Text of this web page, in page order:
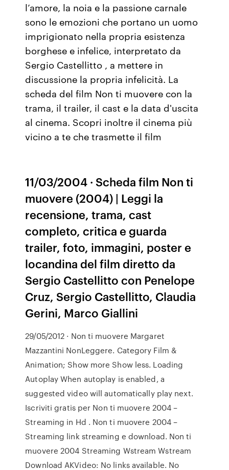
l’amore, la noia e la passione carnale
sono le emozioni che portano un uomo
imprigionato nella propria esistenza
borghese e infelice, interpretato da
Sergio Castellitto , a mettere in
discussione la propria infelicità. La
scheda del film Non ti muovere con la
trama, il trailer, il cast e la data d'uscita
al cinema. Scopri inoltre il cinema più
vicino a te che trasmette il film
11/03/2004 · Scheda film Non ti
muovere (2004) | Leggi la
recensione, trama, cast
completo, critica e guarda
trailer, foto, immagini, poster e
locandina del film diretto da
Sergio Castellitto con Penelope
Cruz, Sergio Castellitto, Claudia
Gerini, Marco Giallini
29/05/2012 · Non ti muovere Margaret
Mazzantini NonLeggere. Category Film &
Animation; Show more Show less. Loading
Autoplay When autoplay is enabled, a
suggested video will automatically play next.
Iscriviti gratis per Non ti muovere 2004 –
Streaming in Hd . Non ti muovere 2004 –
Streaming link streaming e download. Non ti
muovere 2004 Streaming Wstream Wstream
Download AKVideo: No links available. No